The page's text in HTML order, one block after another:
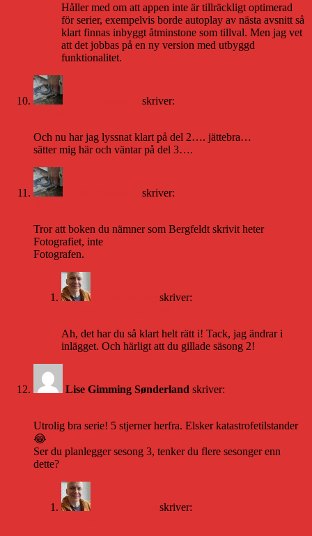
Håller med om att appen inte är tillräckligt optimerad
för serier, exempelvis borde autoplay av nästa avsnitt så
klart finnas inbyggt åtminstone som tillval. Men jag vet
att det jobbas på en ny version med utbyggd
funktionalitet.
skriver:
Och nu har jag lyssnat klart på del 2…. jättebra…
sätter mig här och väntar på del 3….
skriver:
Tror att boken du nämner som Bergfeldt skrivit heter
Fotografiet, inte
Fotografen.
skriver:
Ah, det har du så klart helt rätt i! Tack, jag ändrar i
inlägget. Och härligt att du gillade säsong 2!
Lise Gimming Sønderland skriver:
Utrolig bra serie! 5 stjerner herfra. Elsker katastrofetilstander
😂
Ser du planlegger sesong 3, tenker du flere sesonger enn
dette?
skriver: